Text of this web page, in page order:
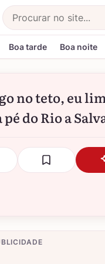
Buscar
Boa tarde Boa noite
no teto, eu
do Rio a